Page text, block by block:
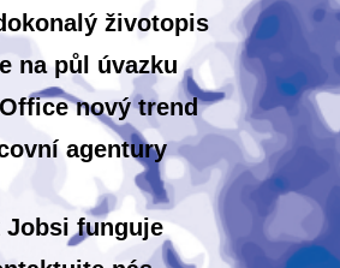
životopis
na půl úvazku
nový trend
agentury
Jobsi funguje